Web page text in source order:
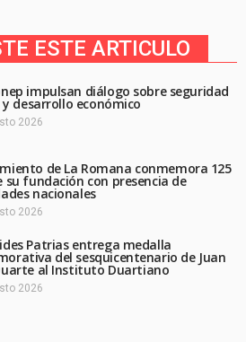
ESTE ARTICULO
impulsan diálogo sobre seguridad
desarrollo económico
2026
de La Romana conmemora 125
su fundación con presencia de
nacionales
2026
Patrias entrega medalla
del sesquicentenario de Juan
al Instituto Duartiano
2026